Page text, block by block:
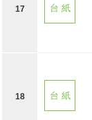
17 台 紙
18 台 紙